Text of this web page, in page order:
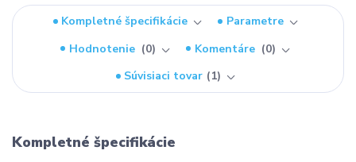
Kompletné špecifikácie
Parametre
Hodnotenie
0 Komentáre
0
Súvisiaci tovar
1
Kompletné špecifikácie